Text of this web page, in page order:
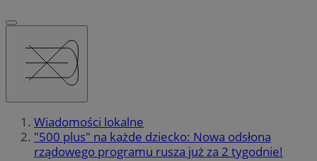
Wiadomości lokalne
"500 plus" na każde dziecko: Nowa odsłona
rządowego programu rusza już za 2 tygodnie!